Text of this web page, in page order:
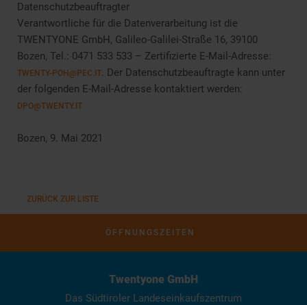
Datenschutzbeauftragter
Verantwortliche für die Datenverarbeitung ist die
TWENTYONE GmbH, Galileo-Galilei-Straße 16, 39100
Bozen, Tel.: 0471 533 533 – Zertifizierte E-Mail-Adresse:
TWENTY-POH@PEC.IT. Der Datenschutzbeauftragte kann unter
der folgenden E-Mail-Adresse kontaktiert werden:
DPO@TWENTY.IT
Bozen, 9. Mai 2021
ZURÜCK ZUR LISTE
ÖFFNUNGSZEITEN
Twentyone GmbH
Das Südtiroler Landeseinkaufszentrum